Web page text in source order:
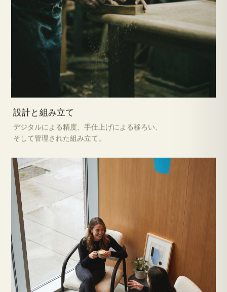
設計と組み立て
デジタルによる精度、手仕上げによる移ろい、
そして管理された組み立て。